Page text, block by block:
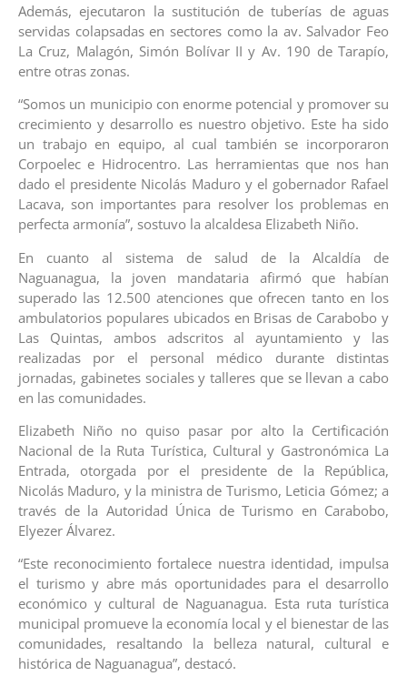
Además, ejecutaron la sustitución de tuberías de aguas
servidas colapsadas en sectores como la av. Salvador Feo
La Cruz, Malagón, Simón Bolívar II y Av. 190 de Tarapío,
entre otras zonas.
“Somos un municipio con enorme potencial y promover su
crecimiento y desarrollo es nuestro objetivo. Este ha sido
un trabajo en equipo, al cual también se incorporaron
Corpoelec e Hidrocentro. Las herramientas que nos han
dado el presidente Nicolás Maduro y el gobernador Rafael
Lacava, son importantes para resolver los problemas en
perfecta armonía”, sostuvo la alcaldesa Elizabeth Niño.
En cuanto al sistema de salud de la Alcaldía de
Naguanagua, la joven mandataria afirmó que habían
superado las 12.500 atenciones que ofrecen tanto en los
ambulatorios populares ubicados en Brisas de Carabobo y
Las Quintas, ambos adscritos al ayuntamiento y las
realizadas por el personal médico durante distintas
jornadas, gabinetes sociales y talleres que se llevan a cabo
en las comunidades.
Elizabeth Niño no quiso pasar por alto la Certificación
Nacional de la Ruta Turística, Cultural y Gastronómica La
Entrada, otorgada por el presidente de la República,
Nicolás Maduro, y la ministra de Turismo, Leticia Gómez; a
través de la Autoridad Única de Turismo en Carabobo,
Elyezer Álvarez.
“Este reconocimiento fortalece nuestra identidad, impulsa
el turismo y abre más oportunidades para el desarrollo
económico y cultural de Naguanagua. Esta ruta turística
municipal promueve la economía local y el bienestar de las
comunidades, resaltando la belleza natural, cultural e
histórica de Naguanagua”, destacó.